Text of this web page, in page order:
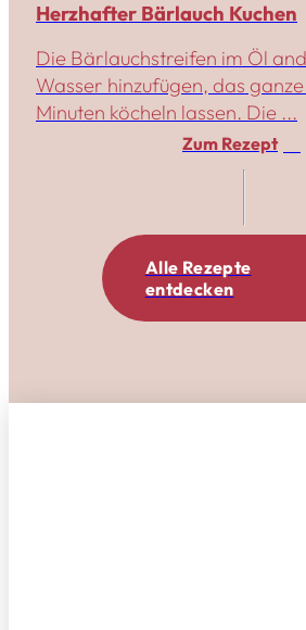
Herzhafter Bärlauch Kuchen
Die Bärlauchstreifen im Öl
Wasser hinzufügen, das
Minuten köcheln lassen. Die ...
Zum Rezept
Alle Rezepte
entdecken